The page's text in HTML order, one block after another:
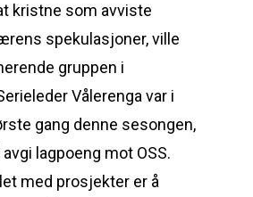
kristne som avviste
spekulasjoner, ville
gruppen i
Vålerenga var i
gang denne sesongen,
lagpoeng mot OSS.
med prosjekter er å